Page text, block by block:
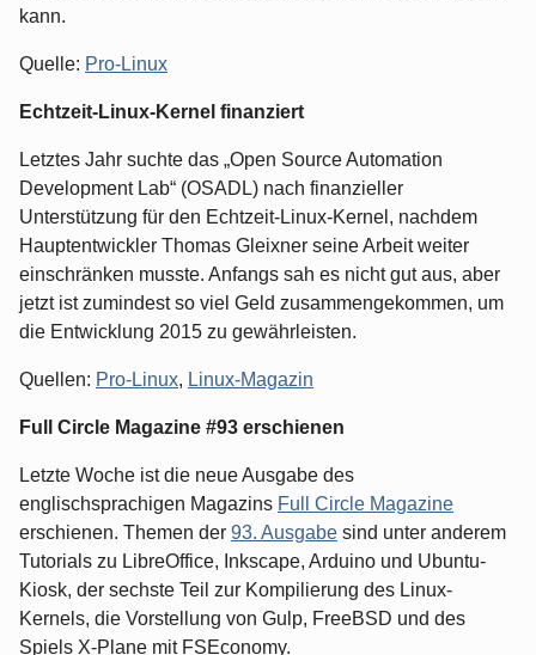
kann.
Quelle: Pro-Linux
Echtzeit-Linux-Kernel finanziert
Letztes Jahr suchte das „Open Source Automation
Development Lab“ (OSADL) nach finanzieller
Unterstützung für den Echtzeit-Linux-Kernel, nachdem
Hauptentwickler Thomas Gleixner seine Arbeit weiter
einschränken musste. Anfangs sah es nicht gut aus, aber
jetzt ist zumindest so viel Geld zusammengekommen, um
die Entwicklung 2015 zu gewährleisten.
Quellen: Pro-Linux, Linux-Magazin
Full Circle Magazine #93 erschienen
Letzte Woche ist die neue Ausgabe des
englischsprachigen Magazins Full Circle Magazine
erschienen. Themen der 93. Ausgabe sind unter anderem
Tutorials zu LibreOffice, Inkscape, Arduino und Ubuntu-
Kiosk, der sechste Teil zur Kompilierung des Linux-
Kernels, die Vorstellung von Gulp, FreeBSD und des
Spiels X-Plane mit FSEconomy.